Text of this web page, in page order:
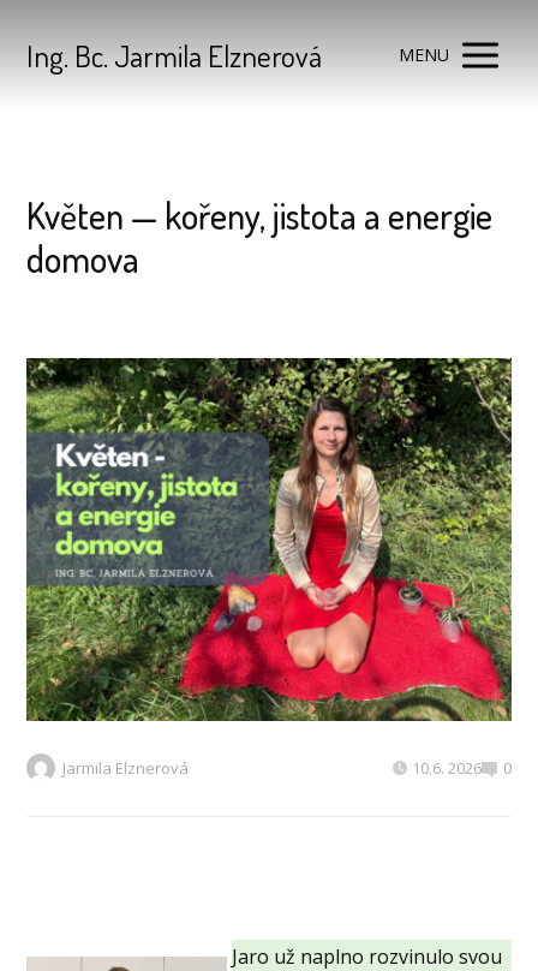
Ing. Bc. Jarmila Elznerová MENU
Květen — kořeny, jistota a energie
domova
Jarmila Elznerová 10.6. 2026 0
Jaro už naplno rozvinulo svou